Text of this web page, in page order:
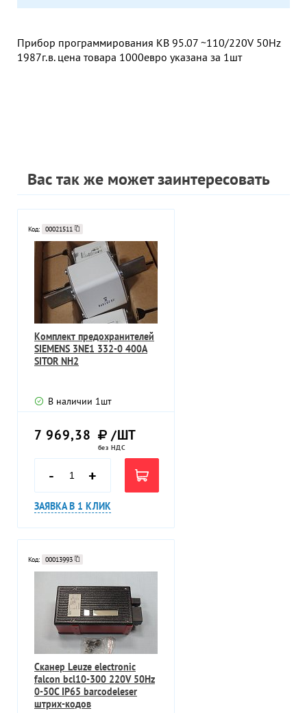
Прибор программирования КВ 95.07 ~110/220V 50Hz
1987г.в. цена товара 1000евро указана за 1шт
Вас так же может заинтересовать
Код: 00021511
Комплект предохранителей
SIEMENS 3NE1 332-0 400A
SITOR NH2
В наличии 1шт
7 969,38 /ШТ
без НДС
- +
ЗАЯВКА В 1 КЛИК
Код: 00013993
Сканер Leuze electronic
falcon bcl10-300 220V 50Hz
0-50C IP65 barcodeleser
штрих-кодов